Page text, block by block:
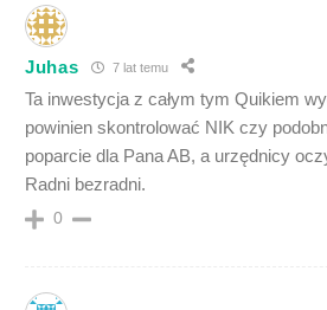
Juhas 7 lat temu
Ta inwestycja z całym tym Quikiem
powinien skontrolować NIK czy
poparcie dla Pana AB, a urzędnicy
Radni bezradni.
0